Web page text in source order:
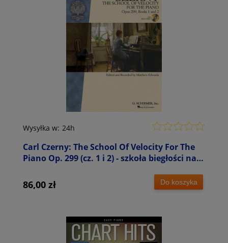
Carl Czerny: The School Of Velocity For The
Piano Op. 299 (cz. 1 i 2) - szkoła biegłości na
Wysyłka w: 24h
86,00 zł Do koszyka